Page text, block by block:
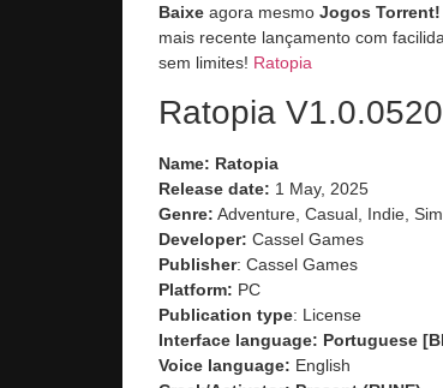
Baixe agora mesmo Jogos Torrent!
mais recente lançamento com
sem limites! Ratopia
Ratopia
Name: Ratopia
Release date: 1 May, 2025
Genre: Adventure, Casual, Indie,
Developer: Cassel Games
Publisher: Cassel Games
Platform: PC
Publication type: License
Interface language: Portuguese
Voice language: English